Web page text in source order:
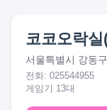
코코오락
서울특별시 강동
전화: 025544955
게임기 13대